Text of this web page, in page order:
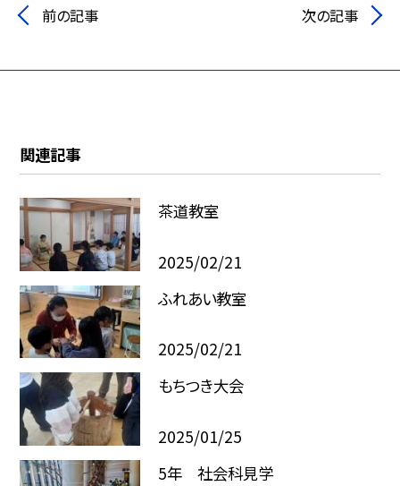
前の記事 次の記事
関連記事
茶道教室
2025/02/21
ふれあい教室
2025/02/21
もちつき大会
2025/01/25
5年 社会科見学